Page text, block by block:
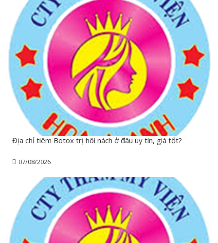
Địa chỉ tiêm Botox trị hôi nách ở đâu uy tín, giá tốt?
07/08/2026